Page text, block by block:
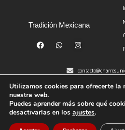
Tradición Mexicana
F
a
o
o
k
W
h
a
p
p
I
n
a
g
r
a
Copyright © 2024 Charros
Utilizamos cookies para ofrecerte la
nuestra web.
Puedes aprender más sobre qué
desactivarlas en los ajustes.